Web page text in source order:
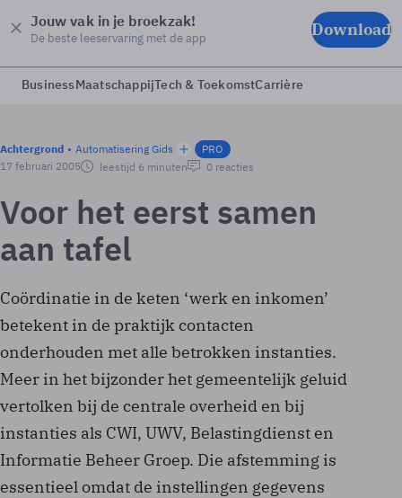
Jouw vak in je broekzak!
De beste leeservaring met de app Download
BusinessMaatschappijTech & ToekomstCarrière
Achtergrond Automatisering Gids
PRO
17 februari 2005
leestijd 6 minuten 0 reacties
Voor het eerst samen
aan tafel
Coördinatie in de keten ‘werk en inkomen’
betekent in de praktijk contacten
onderhouden met alle betrokken instanties.
Meer in het bijzonder het gemeentelijk geluid
vertolken bij de centrale overheid en bij
instanties als CWI, UWV, Belastingdienst en
Informatie Beheer Groep. Die afstemming is
essentieel omdat de instellingen gegevens